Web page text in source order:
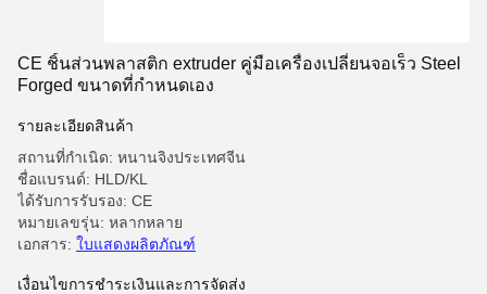
CE ชิ้นส่วนพลาสติก extruder คู่มือเครื่องเปลี่ยนจอเร็ว Steel
Forged ขนาดที่กําหนดเอง
รายละเอียดสินค้า
สถานที่กำเนิด: หนานจิงประเทศจีน
ชื่อแบรนด์: HLD/KL
ได้รับการรับรอง: CE
หมายเลขรุ่น: หลากหลาย
เอกสาร: ใบแสดงผลิตภัณฑ์
เงื่อนไขการชําระเงินและการจัดส่ง